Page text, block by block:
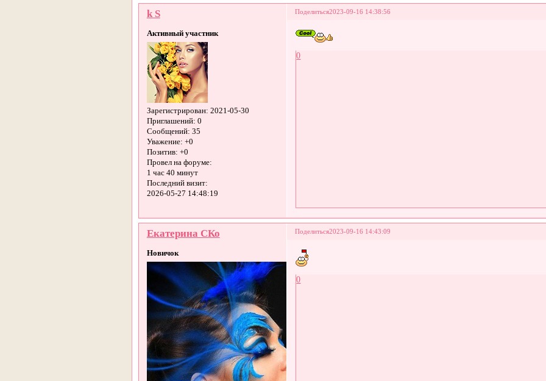
Поделиться2023-09-16 14:38:56
k S
Активный участник
Зарегистрирован: 2021-05-30
Приглашений: 0
Сообщений: 35
Уважение: +0
Позитив: +0
Провел на форуме:
1 час 40 минут
Последний визит:
2026-05-27 14:48:19
0
Поделиться2023-09-16 14:43:09
Екатерина СКо
Новичок
0